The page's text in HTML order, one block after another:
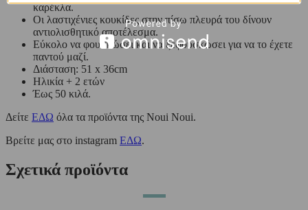
καρέκλα.
Οι λαστιχένιες κουκίδες στην πίσω πλευρά του δίνουν
αντιολισθητικό αποτέλεσμα.
Εύκολο να φουσκώσει και να ξεφουσκώσει για να το έχετε
παντού μαζί.
Διάσταση: 51 x 36cm
Ηλικία + 2 ετών
Έως 50 κιλά.
Δείτε ΕΔΩ όλα τα προϊόντα της Noui Noui.
Βρείτε μας στο instagram ΕΔΩ.
Σχετικά προϊόντα